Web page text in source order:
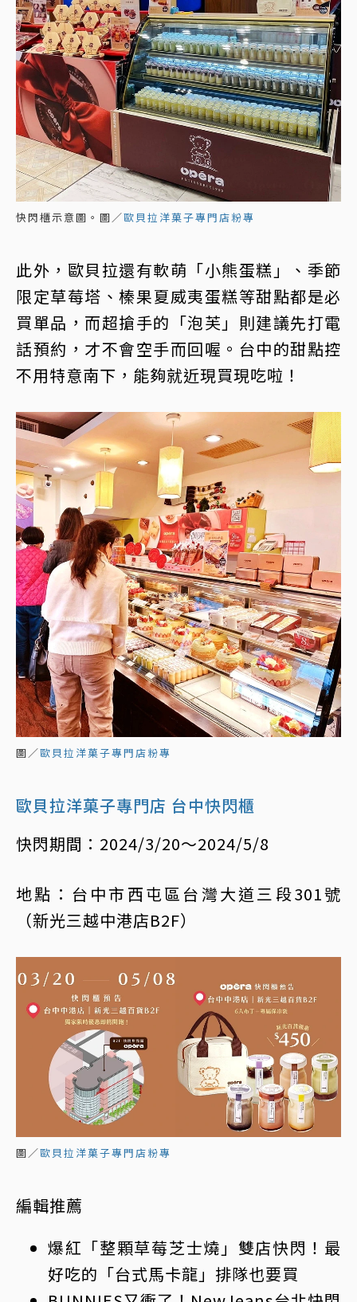
快閃櫃示意圖。圖／歐貝拉洋菓子專門店粉專
此外，歐貝拉還有軟萌「小熊蛋糕」、季節
限定草莓塔、榛果夏威夷蛋糕等甜點都是必
買單品，而超搶手的「泡芙」則建議先打電
話預約，才不會空手而回喔。台中的甜點控
不用特意南下，能夠就近現買現吃啦！
圖／歐貝拉洋菓子專門店粉專
歐貝拉洋菓子專門店 台中快閃櫃
快閃期間：2024/3/20～2024/5/8
地點：台中市西屯區台灣大道三段301號
（新光三越中港店B2F）
圖／歐貝拉洋菓子專門店粉專
編輯推薦
爆紅「整顆草莓芝士燒」雙店快閃！最
好吃的「台式馬卡龍」排隊也要買